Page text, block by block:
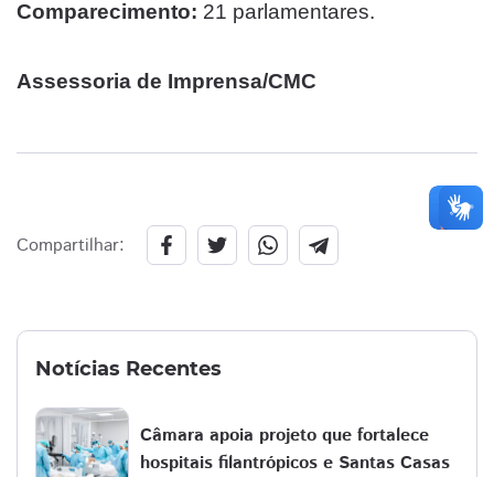
Comparecimento: 21 parlamentares.
Assessoria de Imprensa/CMC
Compartilhar:
Notícias Recentes
Câmara apoia projeto que fortalece
hospitais filantrópicos e Santas Casas